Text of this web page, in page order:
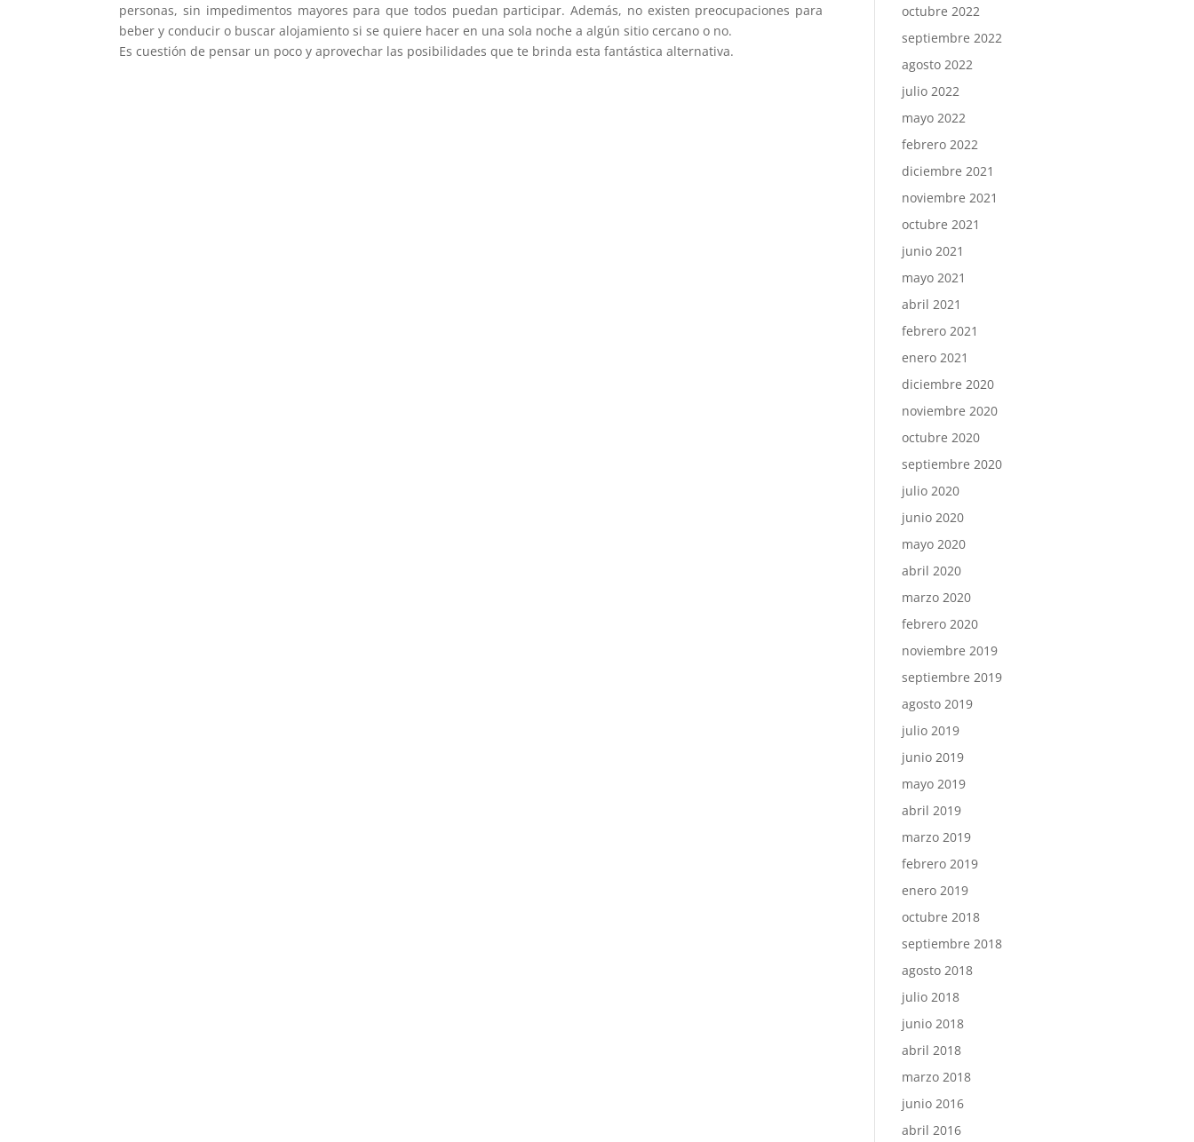
personas, sin impedimentos mayores para que todos puedan participar. Además, no existen preocupaciones para
beber y conducir o buscar alojamiento si se quiere hacer en una sola noche a algún sitio cercano o no.
Es cuestión de pensar un poco y aprovechar las posibilidades que te brinda esta fantástica alternativa.
octubre 2022
septiembre 2022
agosto 2022
julio 2022
mayo 2022
febrero 2022
diciembre 2021
noviembre 2021
octubre 2021
junio 2021
mayo 2021
abril 2021
febrero 2021
enero 2021
diciembre 2020
noviembre 2020
octubre 2020
septiembre 2020
julio 2020
junio 2020
mayo 2020
abril 2020
marzo 2020
febrero 2020
noviembre 2019
septiembre 2019
agosto 2019
julio 2019
junio 2019
mayo 2019
abril 2019
marzo 2019
febrero 2019
enero 2019
octubre 2018
septiembre 2018
agosto 2018
julio 2018
junio 2018
abril 2018
marzo 2018
junio 2016
abril 2016